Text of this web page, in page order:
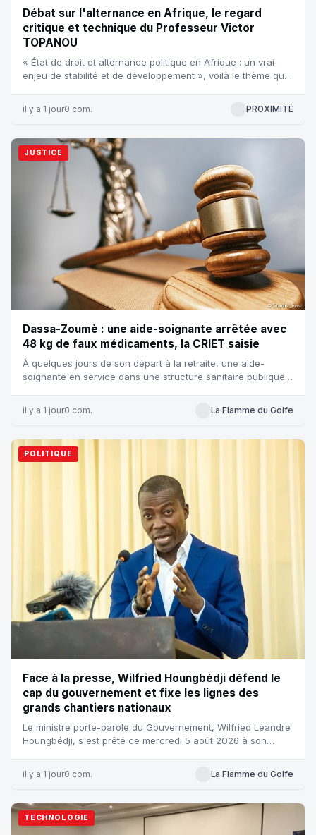
Débat sur l'alternance en Afrique, le regard
critique et technique du Professeur Victor
TOPANOU
« État de droit et alternance politique en Afrique : un vrai
enjeu de stabilité et de développement », voilà le thème qui
il y a 1 jour0 com. PROXIMITÉ
JUSTICE
Dassa-Zoumè : une aide-soignante arrêtée avec
48 kg de faux médicaments, la CRIET saisie
À quelques jours de son départ à la retraite, une aide-
soignante en service dans une structure sanitaire publique
il y a 1 jour0 com. La Flamme du Golfe
POLITIQUE
Face à la presse, Wilfried Houngbédji défend le
cap du gouvernement et fixe les lignes des
grands chantiers nationaux
Le ministre porte-parole du Gouvernement, Wilfried Léandre
Houngbédji, s'est prêté ce mercredi 5 août 2026 à son
il y a 1 jour0 com. La Flamme du Golfe
TECHNOLOGIE